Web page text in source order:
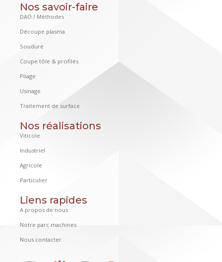
Nos savoir-faire
DAO / Méthodes
Découpe plasma
Soudure
Coupe tôle & profilés
Pliage
Usinage
Traitement de surface
Nos réalisations
Viticole
Industriel
Agricole
Particulier
Liens rapides
A propos de nous
Notre parc machines
Nous contacter